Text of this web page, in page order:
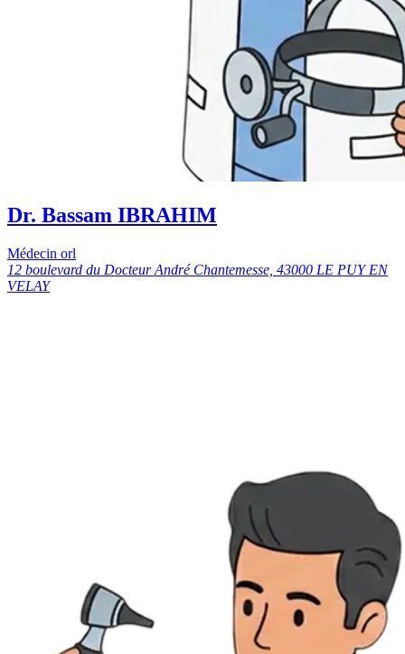
Dr. Bassam IBRAHIM
Médecin orl
12 boulevard du Docteur André Chantemesse, 43000 LE PUY EN
VELAY